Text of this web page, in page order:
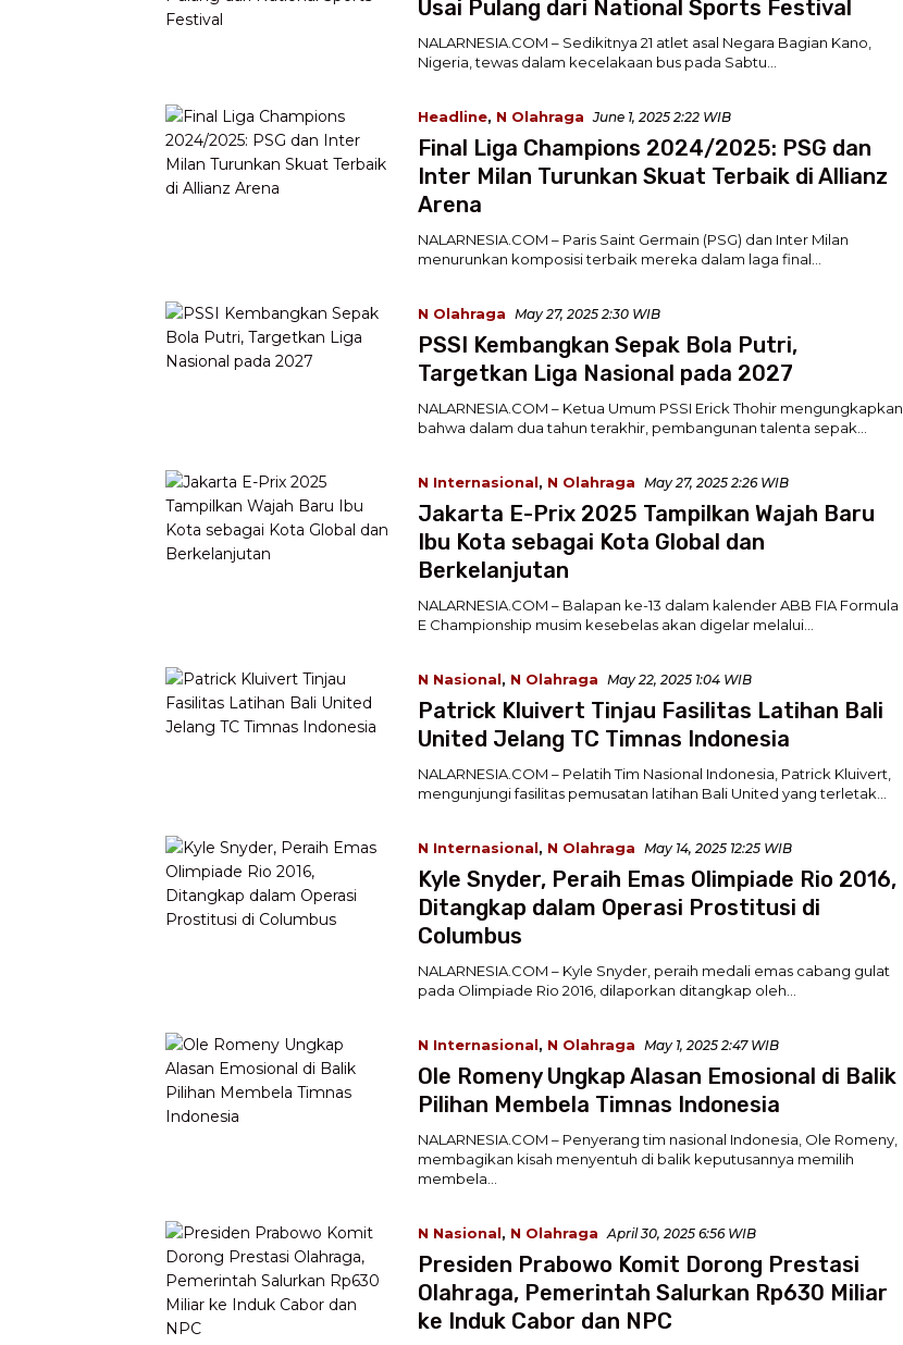
Usai Pulang dari National Sports Festival
NALARNESIA.COM – Sedikitnya 21 atlet asal Negara Bagian Kano,
Nigeria, tewas dalam kecelakaan bus pada Sabtu…
Headline, N Olahraga June 1, 2025 2:22 WIB
Final Liga Champions 2024/2025: PSG dan
Inter Milan Turunkan Skuat Terbaik di Allianz
Arena
NALARNESIA.COM – Paris Saint Germain (PSG) dan Inter Milan
menurunkan komposisi terbaik mereka dalam laga final…
N Olahraga May 27, 2025 2:30 WIB
PSSI Kembangkan Sepak Bola Putri,
Targetkan Liga Nasional pada 2027
NALARNESIA.COM – Ketua Umum PSSI Erick Thohir mengungkapkan
bahwa dalam dua tahun terakhir, pembangunan talenta sepak…
N Internasional, N Olahraga May 27, 2025 2:26 WIB
Jakarta E-Prix 2025 Tampilkan Wajah Baru
Ibu Kota sebagai Kota Global dan
Berkelanjutan
NALARNESIA.COM – Balapan ke-13 dalam kalender ABB FIA Formula
E Championship musim kesebelas akan digelar melalui…
N Nasional, N Olahraga May 22, 2025 1:04 WIB
Patrick Kluivert Tinjau Fasilitas Latihan Bali
United Jelang TC Timnas Indonesia
NALARNESIA.COM – Pelatih Tim Nasional Indonesia, Patrick Kluivert,
mengunjungi fasilitas pemusatan latihan Bali United yang terletak…
N Internasional, N Olahraga May 14, 2025 12:25 WIB
Kyle Snyder, Peraih Emas Olimpiade Rio 2016,
Ditangkap dalam Operasi Prostitusi di
Columbus
NALARNESIA.COM – Kyle Snyder, peraih medali emas cabang gulat
pada Olimpiade Rio 2016, dilaporkan ditangkap oleh…
N Internasional, N Olahraga May 1, 2025 2:47 WIB
Ole Romeny Ungkap Alasan Emosional di Balik
Pilihan Membela Timnas Indonesia
NALARNESIA.COM – Penyerang tim nasional Indonesia, Ole Romeny,
membagikan kisah menyentuh di balik keputusannya memilih
membela…
N Nasional, N Olahraga April 30, 2025 6:56 WIB
Presiden Prabowo Komit Dorong Prestasi
Olahraga, Pemerintah Salurkan Rp630 Miliar
ke Induk Cabor dan NPC